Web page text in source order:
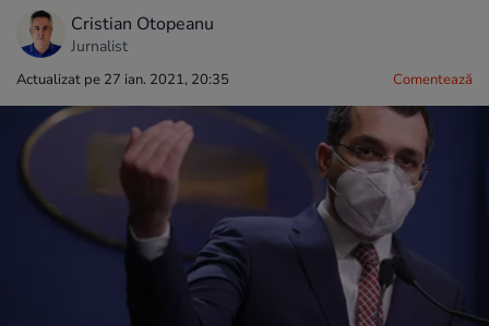
Cristian Otopeanu
Jurnalist
Actualizat pe 27 ian. 2021, 20:35 Comentează